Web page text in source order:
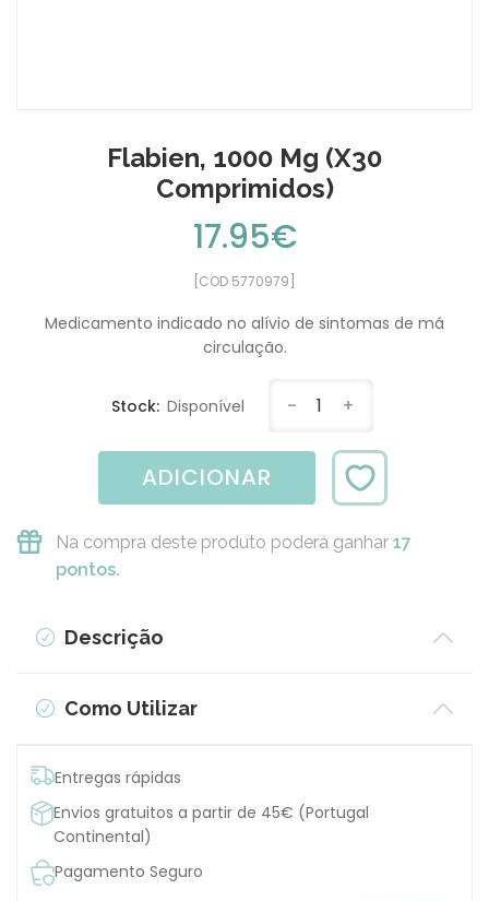
Flabien, 1000 Mg (x30
Comprimidos)
17.95€
[COD 5770979]
Medicamento indicado no alívio de sintomas de má
circulação.
Stock: Disponível - 1 +
ADICIONAR
Na compra deste produto poderá ganhar 17
pontos.
Descrição
Como Utilizar
Entregas rápidas
Envios gratuitos a partir de 45€ (Portugal
Continental)
Pagamento Seguro